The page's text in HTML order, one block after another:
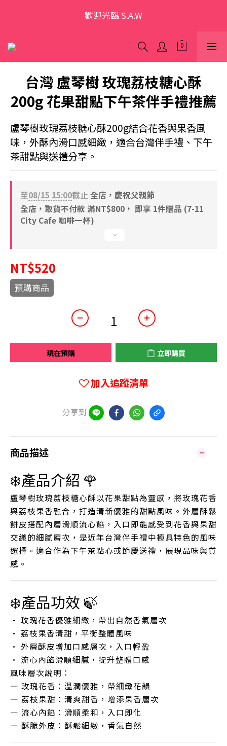
歡迎光臨 S.A.W
加入會員領優惠券(香港地區除外)
本網站為跨境購物平台，顧客消費行為屬「個人進口貨
品範圍」，商品僅限顧客個人使用
歡迎光臨 S.A.W
台灣 盧琴樹 玫瑰荔枝糖心酥
200g 花果甜點下午茶伴手禮推薦
盧琴樹玫瑰荔枝糖心酥200g結合花香與果香風
味，外酥內滑口感細緻，適合台灣伴手禮、下午
茶甜點與送禮分享。
至08/15 15:00截止 全店，慶祝父親節
全店，取貨不付款 滿NT$800， 即享 1件贈品 (7-11
City Cafe 咖啡一杯)
NT$520
預購商品
現在預購 立即購買
加入追蹤清單
分享到
商品描述
❄️產品介紹 🌹
盧琴樹玫瑰荔枝糖心酥以花果甜點為靈感，將玫瑰花香
與荔枝果香融合，打造清新優雅的甜點風味。外層酥鬆
餅皮搭配內層滑順流心餡，入口即能感受到花香與果甜
交織的細膩層次，是近年台灣伴手禮中極具特色的風味
選擇。適合作為下午茶點心或節慶送禮，展現品味與質
感。
❄️產品功效 🍃
• 玫瑰花香優雅細緻，帶出自然香氣層次
• 荔枝果香清甜，平衡整體風味
• 外層酥皮增加口感層次，入口輕盈
• 流心內餡滑順細膩，提升整體口感
風味層次說明：
— 玫瑰花香：溫潤優雅，帶細緻花韻
— 荔枝果甜：清爽甜香，增添果香層次
— 流心內餡：滑順柔和，入口即化
— 酥脆外皮：酥鬆細緻，香氣自然